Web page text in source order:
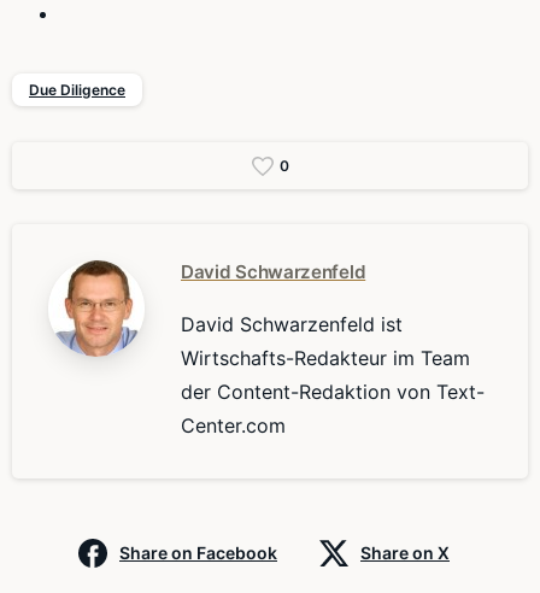
Due Diligence
0
David Schwarzenfeld
David Schwarzenfeld ist
Wirtschafts-Redakteur im Team
der Content-Redaktion von Text-
Center.com
Share on Facebook Share on X